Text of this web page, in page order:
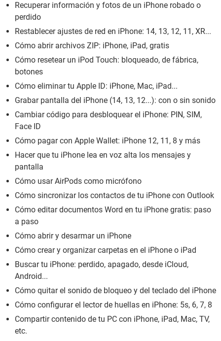
Recuperar información y fotos de un iPhone robado o
perdido
Restablecer ajustes de red en iPhone: 14, 13, 12, 11, XR...
Cómo abrir archivos ZIP: iPhone, iPad, gratis
Cómo resetear un iPod Touch: bloqueado, de fábrica,
botones
Cómo eliminar tu Apple ID: iPhone, Mac, iPad...
Grabar pantalla del iPhone (14, 13, 12...): con o sin sonido
Cambiar código para desbloquear el iPhone: PIN, SIM,
Face ID
Cómo pagar con Apple Wallet: iPhone 12, 11, 8 y más
Hacer que tu iPhone lea en voz alta los mensajes y
pantalla
Cómo usar AirPods como micrófono
Cómo sincronizar los contactos de tu iPhone con Outlook
Cómo editar documentos Word en tu iPhone gratis: paso
a paso
Cómo abrir y desarmar un iPhone
Cómo crear y organizar carpetas en el iPhone o iPad
Buscar tu iPhone: perdido, apagado, desde iCloud,
Android...
Cómo quitar el sonido de bloqueo y del teclado del iPhone
Cómo configurar el lector de huellas en iPhone: 5s, 6, 7, 8
Compartir contenido de tu PC con iPhone, iPad, Mac, TV,
etc.